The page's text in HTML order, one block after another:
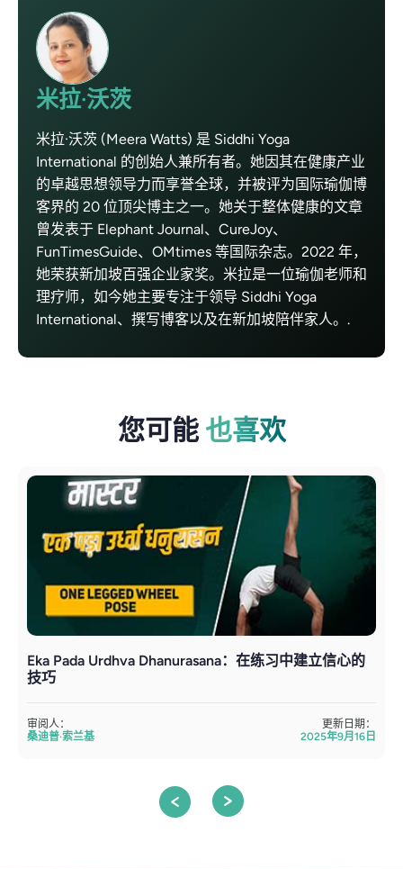
米拉·沃茨
米拉·沃茨 (Meera Watts) 是 Siddhi Yoga
International 的创始人兼所有者。她因其在健康产业
的卓越思想领导力而享誉全球，并被评为国际瑜伽博
客界的 20 位顶尖博主之一。她关于整体健康的文章
曾发表于 Elephant Journal、CureJoy、
FunTimesGuide、OMtimes 等国际杂志。2022 年，
她荣获新加坡百强企业家奖。米拉是一位瑜伽老师和
理疗师，如今她主要专注于领导 Siddhi Yoga
International、撰写博客以及在新加坡陪伴家人。.
您可能 也喜欢
Eka Pada Urdhva Dhanurasana：在练习中建立信心的
技巧
审阅人：
桑迪普·索兰基
更新日期：
2025年9月16日